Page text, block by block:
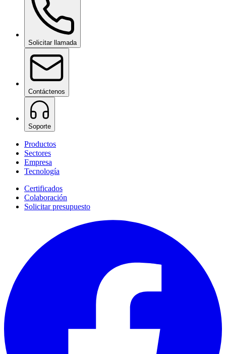
Solicitar llamada
Contáctenos
Soporte
Productos
Sectores
Empresa
Tecnología
Certificados
Colaboración
Solicitar presupuesto